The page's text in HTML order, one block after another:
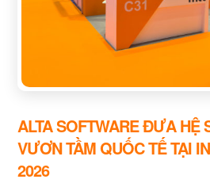
ALTA SOFTWARE ĐƯA HỆ
VƯƠN TẦM QUỐC TẾ TẠI
2026